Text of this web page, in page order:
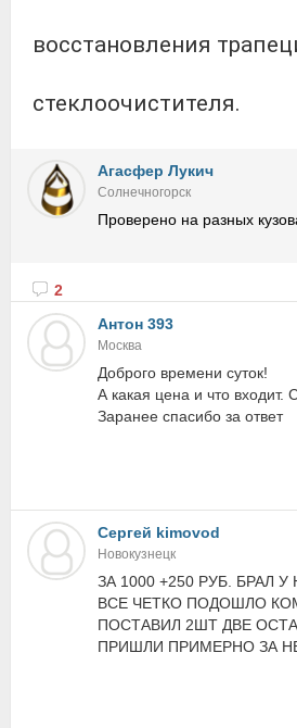
восстановления
стеклоочистителя.
Агасфер Лукич
Солнечногорск
Проверено на разных
2
Антон 393
Москва
Доброго времени суток!
А какая цена и что входит.
Заранее спасибо за ответ
Сергей kimovod
Новокузнецк
ЗА 1000 +250 РУБ. БРАЛ
ВСЕ ЧЕТКО ПОДОШЛО
ПОСТАВИЛ 2ШТ ДВЕ
ПРИШЛИ ПРИМЕРНО ЗА